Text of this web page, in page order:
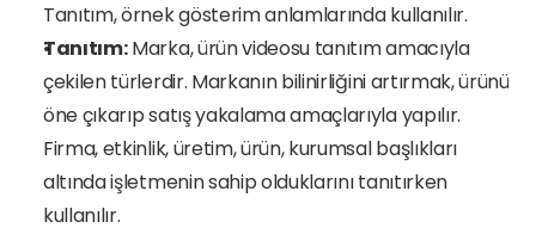
Tanıtım, örnek gösterim anlamlarında kullanılır.
Tanıtım: Marka, ürün videosu tanıtım amacıyla
çekilen türlerdir. Markanın bilinirliğini artırmak, ürünü
öne çıkarıp satış yakalama amaçlarıyla yapılır.
Firma, etkinlik, üretim, ürün, kurumsal başlıkları
altında işletmenin sahip olduklarını tanıtırken
kullanılır.